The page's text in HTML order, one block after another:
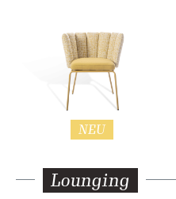
NEU
Lounging